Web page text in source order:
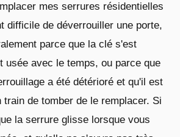
mes serrures résidentielles
difficile de déverrouiller une porte,
parce que la clé s'est
usée avec le temps, ou parce que
a été détérioré et qu'il est
train de tomber de le remplacer. Si
la serrure glisse lorsque vous